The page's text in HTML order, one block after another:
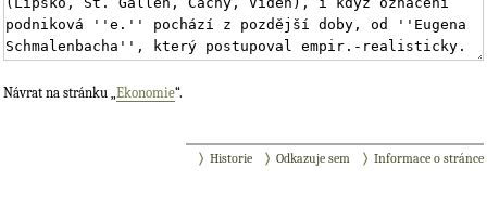
Návrat na stránku „ Ekonomie“.
Historie Odkazuje sem Informace o stránce